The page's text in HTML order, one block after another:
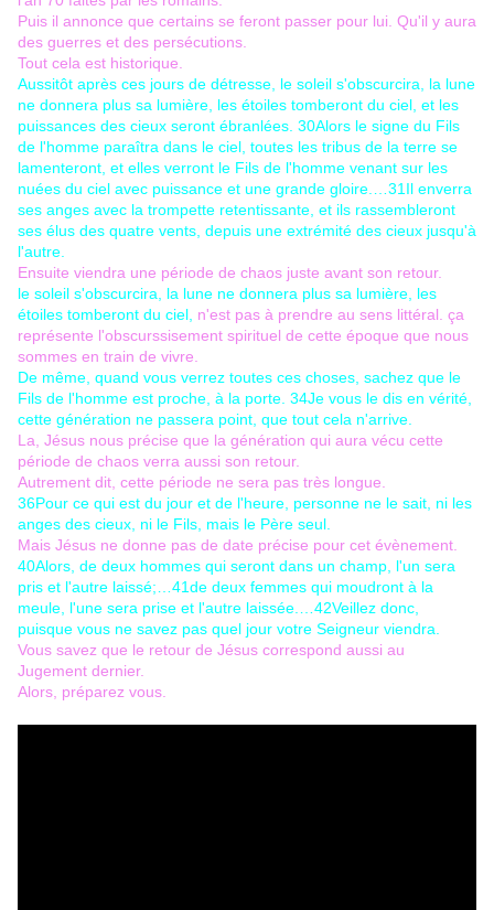
Puis il annonce que certains se feront passer pour lui. Qu'il y aura
des guerres et des persécutions.
Tout cela est historique.
Aussitôt après ces jours de détresse, le soleil s'obscurcira, la lune
ne donnera plus sa lumière, les étoiles tomberont du ciel, et les
puissances des cieux seront ébranlées. 30Alors le signe du Fils
de l'homme paraîtra dans le ciel, toutes les tribus de la terre se
lamenteront, et elles verront le Fils de l'homme venant sur les
nuées du ciel avec puissance et une grande gloire.… 31 Il enverra
ses anges avec la trompette retentissante, et ils rassembleront
ses élus des quatre vents, depuis une extrémité des cieux jusqu'à
l'autre.
Ensuite viendra une période de chaos juste avant son retour.
le soleil s'obscurcira, la lune ne donnera plus sa lumière, les
étoiles tomberont du ciel, n'est pas à prendre au sens littéral. ça
représente l'obscurssisement spirituel de cette époque que nous
sommes en train de vivre.
De même, quand vous verrez toutes ces choses, sachez que le
Fils de l'homme est proche, à la porte. 34Je vous le dis en vérité,
cette génération ne passera point, que tout cela n'arrive.
La, Jésus nous précise que la génération qui aura vécu cette
période de chaos verra aussi son retour.
Autrement dit, cette période ne sera pas très longue.
36Pour ce qui est du jour et de l'heure, personne ne le sait, ni les
anges des cieux, ni le Fils, mais le Père seul.
Mais Jésus ne donne pas de date précise pour cet évènement.
40Alors, de deux hommes qui seront dans un champ, l'un sera
pris et l'autre laissé;… 41de deux femmes qui moudront à la
meule, l'une sera prise et l'autre laissée.… 42Veillez donc,
puisque vous ne savez pas quel jour votre Seigneur viendra.
Vous savez que le retour de Jésus correspond aussi au
Jugement dernier.
Alors, préparez vous.